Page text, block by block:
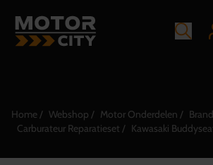
Home Webshop Motor Onderdelen
Carburateur Reparatieset
Kawasaki